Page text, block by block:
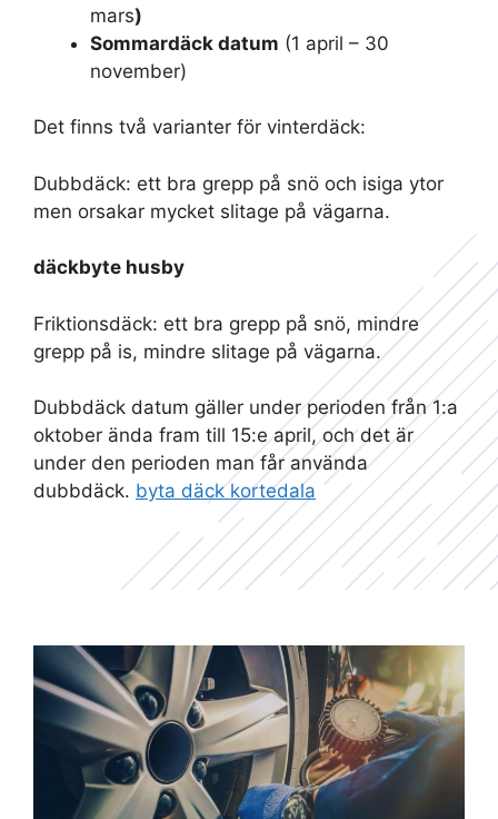
mars)
Sommardäck datum (1 april – 30
november)
Det finns två varianter för vinterdäck:
Dubbdäck: ett bra grepp på snö och isiga ytor
men orsakar mycket slitage på vägarna.
däckbyte husby
Friktionsdäck: ett bra grepp på snö, mindre
grepp på is, mindre slitage på vägarna.
Dubbdäck datum gäller under perioden från 1:a
oktober ända fram till 15:e april, och det är
under den perioden man får använda
dubbdäck. byta däck kortedala